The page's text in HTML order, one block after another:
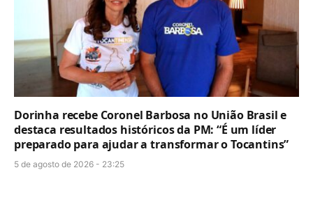
Dorinha recebe Coronel Barbosa no União Brasil e
destaca resultados históricos da PM: “É um líder
preparado para ajudar a transformar o Tocantins”
5 de agosto de 2026 - 23:25